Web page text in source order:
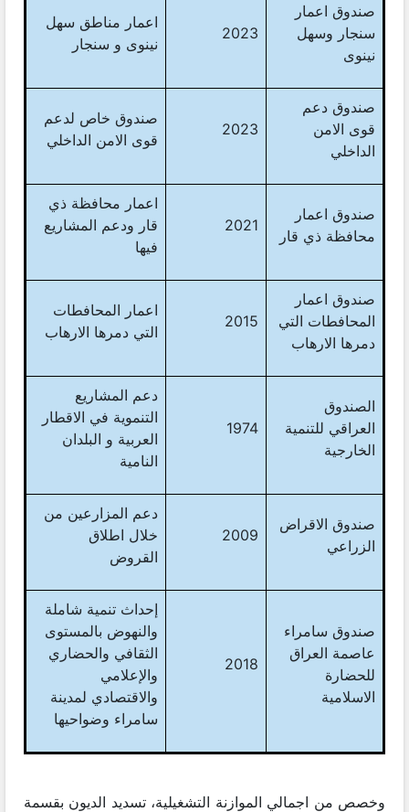
صندوق اعمار
سنجار وسهل
نينوى
2023
اعمار مناطق سهل
نينوى و سنجار
صندوق دعم
قوى الامن
الداخلي
2023
صندوق خاص لدعم
قوى الامن الداخلي
صندوق اعمار
محافظة ذي قار
2021
اعمار محافظة ذي
قار ودعم المشاريع
فيها
صندوق اعمار
المحافطات التي
دمرها الارهاب
2015
اعمار المحافطات
التي دمرها الارهاب
الصندوق
العراقي للتنمية
الخارجية
1974
دعم المشاريع
التنموية في الاقطار
العربية و البلدان
النامية
صندوق الاقراض
الزراعي
2009
دعم المزارعين من
خلال اطلاق
القروض
صندوق سامراء
عاصمة العراق
للحضارة
الاسلامية
2018
إحداث تنمية شاملة
والنهوض بالمستوى
الثقافي والحضاري
والإعلامي
والاقتصادي لمدينة
سامراء وضواحيها
وخصص من اجمالي الموازنة التشغيلية، تسديد الديون بقسمة